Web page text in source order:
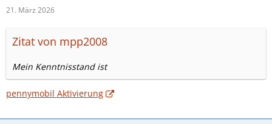
21. März 2026
Zitat von mpp2008
Mein Kenntnisstand ist
pennymobil Aktivierung